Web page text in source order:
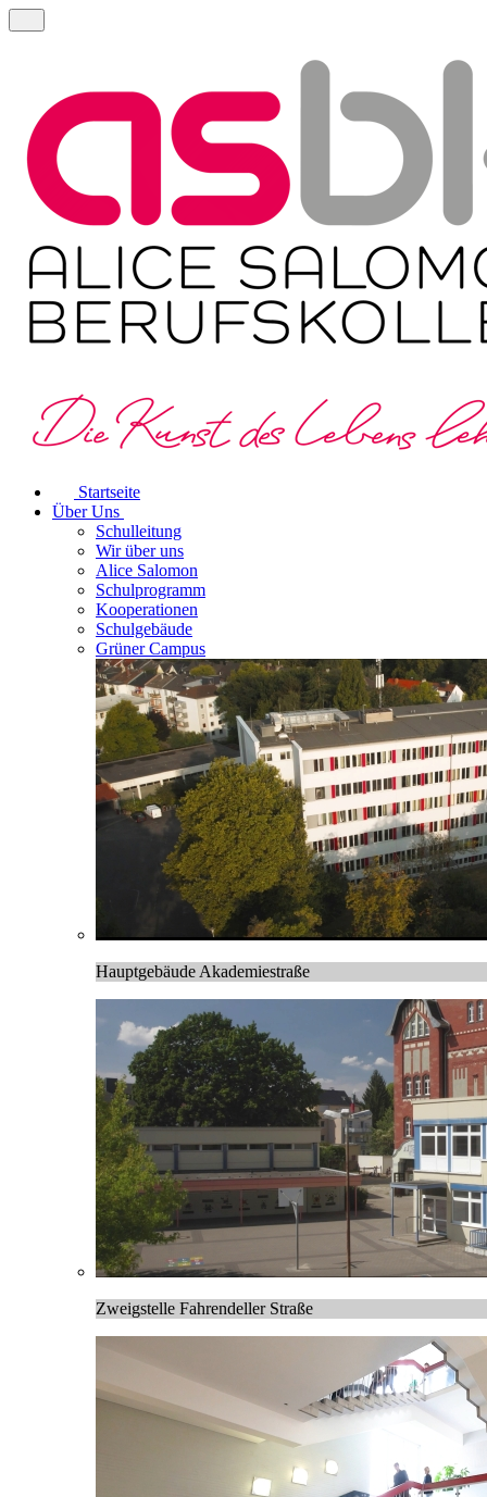
Startseite
Über Uns
Schulleitung
Wir über uns
Alice Salomon
Schulprogramm
Kooperationen
Schulgebäude
Grüner Campus
Hauptgebäude Akademiestraße
Zweigstelle Fahrendeller Straße